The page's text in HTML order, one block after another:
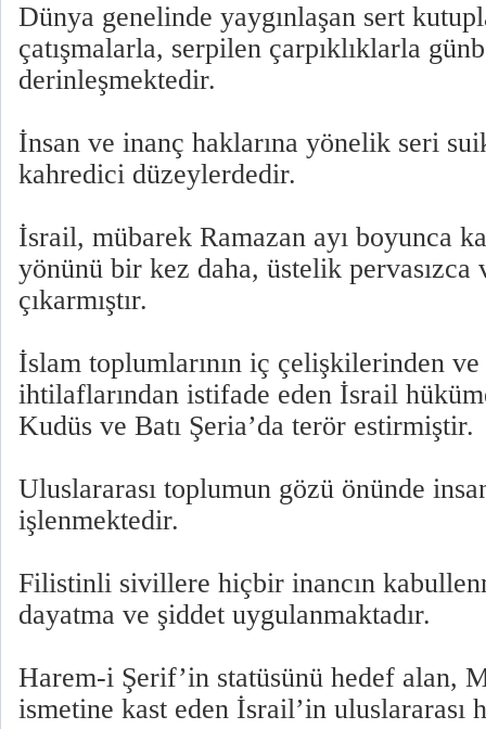
Dünya genelinde yaygınlaşan sert
çatışmalarla, serpilen çarpıklıklarla
derinleşmektedir.
İnsan ve inanç haklarına yönelik seri
kahredici düzeylerdedir.
İsrail, mübarek Ramazan ayı boyunca
yönünü bir kez daha, üstelik pervasızca
çıkarmıştır.
İslam toplumlarının iç çelişkilerinden ve
ihtilaflarından istifade eden İsrail
Kudüs ve Batı Şeria’da terör estirmiştir.
Uluslararası toplumun gözü önünde
işlenmektedir.
Filistinli sivillere hiçbir inancın
dayatma ve şiddet uygulanmaktadır.
Harem-i Şerif’in statüsünü hedef alan,
ismetine kast eden İsrail’in uluslararası